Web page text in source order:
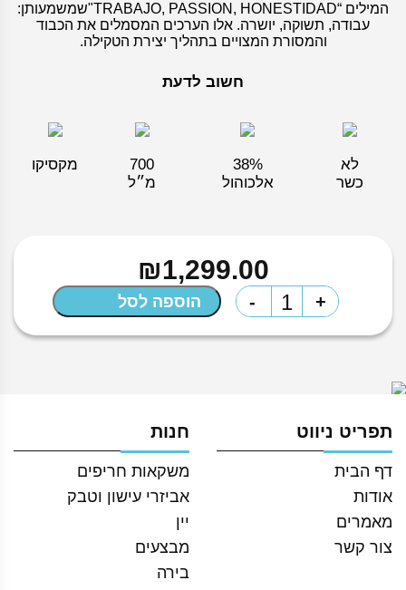
המילים “TRABAJO, PASSION, HONESTIDAD"שמשמעותן:
עבודה, תשוקה, יושרה. אלו הערכים המסמלים את הכבוד
והמסורת המצויים בתהליך יצירת הטקילה.
חשוב לדעת
לא
כשר
38%
אלכוהול
700
מ״ל
מקסיקו
₪1,299.00
+
כמות
של
טקילה
מ״ל
- הוספה לסל
תפריט ניווט
דף הבית
אודות
מאמרים
צור קשר
חנות
משקאות חריפים
אביזרי עישון וטבק
יין
מבצעים
בירה